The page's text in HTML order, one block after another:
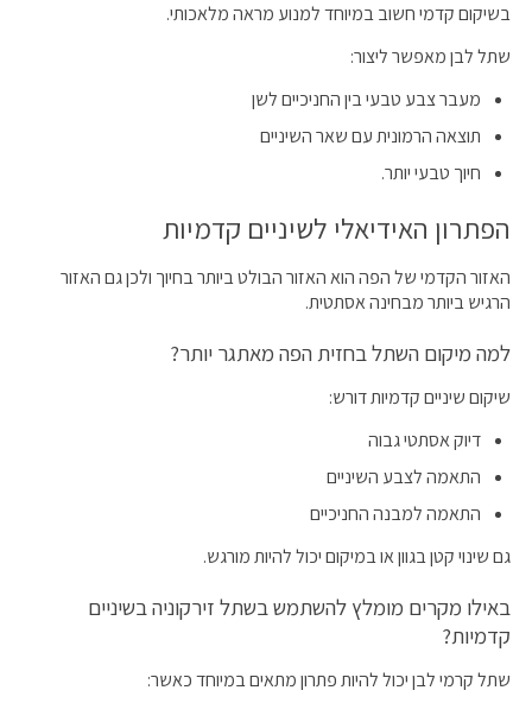
בשיקום קדמי חשוב במיוחד למנוע מראה מלאכותי.
שתל לבן מאפשר ליצור:
מעבר צבע טבעי בין החניכיים לשן
תוצאה הרמונית עם שאר השיניים
חיוך טבעי יותר.
הפתרון האידיאלי לשיניים קדמיות
האזור הקדמי של הפה הוא האזור הבולט ביותר בחיוך ולכן גם האזור
הרגיש ביותר מבחינה אסתטית.
למה מיקום השתל בחזית הפה מאתגר יותר?
שיקום שיניים קדמיות דורש:
דיוק אסתטי גבוה
התאמה לצבע השיניים
התאמה למבנה החניכיים
גם שינוי קטן בגוון או במיקום יכול להיות מורגש.
באילו מקרים מומלץ להשתמש בשתל זירקוניה בשיניים
קדמיות?
שתל קרמי לבן יכול להיות פתרון מתאים במיוחד כאשר: